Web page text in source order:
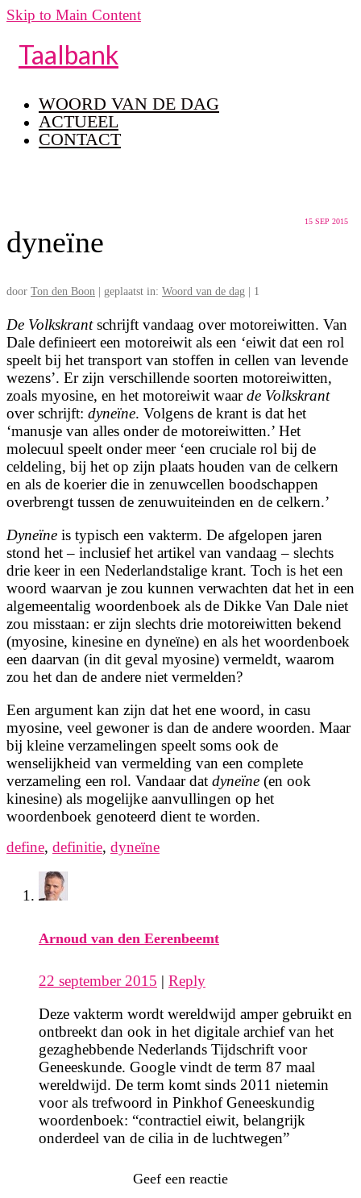
Skip to Main Content
Taalbank
WOORD VAN DE DAG
ACTUEEL
CONTACT
15 SEP 2015
dyneïne
door Ton den Boon geplaatst in: Woord van de dag 1
De Volkskrantschrijft vandaag over motoreiwitten. Van
Dale definieert een motoreiwit als een ‘eiwit dat een rol
speelt bij het transport van stoffen in cellen van levende
wezens’. Er zijn verschillende soorten motoreiwitten,
zoals myosine, en het motoreiwit waarde Volkskrant
over schrijft: dyneïne. Volgens de krant is dat het
‘manusje van alles onder de motoreiwitten.’ Het
molecuul speelt onder meer ‘een cruciale rol bij de
celdeling, bij het op zijn plaats houden van de celkern
en als de koerier die in zenuwcellen boodschappen
overbrengt tussen de zenuwuiteinden en de celkern.’
Dyneïne is typisch een vakterm. De afgelopen jaren
stond het – inclusief het artikel van vandaag – slechts
drie keer in een Nederlandstalige krant. Toch is het een
woord waarvan je zou kunnen verwachten dat het in een
algemeentalig woordenboek als de Dikke Van Dale niet
zou misstaan: er zijn slechts drie motoreiwitten bekend
(myosine, kinesine en dyneïne) en als het woordenboek
een daarvan (in dit geval myosine) vermeldt, waarom
zou het dan de andere niet vermelden?
Een argument kan zijn dat het ene woord, in casu
myosine, veel gewoner is dan de andere woorden. Maar
bij kleine verzamelingen speelt soms ook de
wenselijkheid van vermelding van een complete
verzameling een rol. Vandaar dat dyneïne (en ook
kinesine) als mogelijke aanvullingen op het
woordenboek genoteerd dient te worden.
define, definitie, dyneïne
Arnoud van den Eerenbeemt
22 september 2015 | Reply
Deze vakterm wordt wereldwijd amper gebruikt en
ontbreekt dan ook in het digitale archief van het
gezaghebbende Nederlands Tijdschrift voor
Geneeskunde. Google vindt de term 87 maal
wereldwijd. De term komt sinds 2011 nietemin
voor als trefwoord in Pinkhof Geneeskundig
woordenboek: “contractiel eiwit, belangrijk
onderdeel van de cilia in de luchtwegen”
Geef een reactie